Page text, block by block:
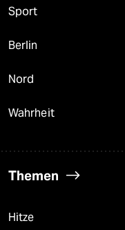
Sport
Berlin
Nord
Wahrheit
Themen
Hitze